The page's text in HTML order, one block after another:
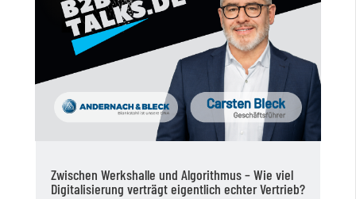
Zwischen Werkshalle und Algorithmus – Wie viel
Digitalisierung verträgt eigentlich echter Vertrieb?